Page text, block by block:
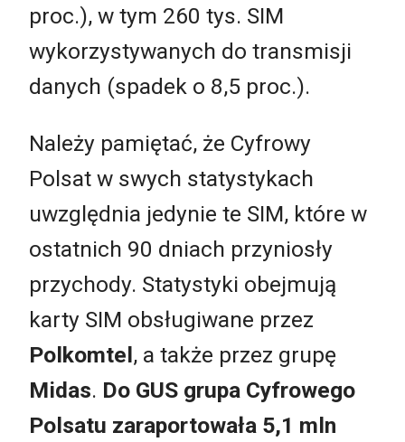
proc.), w tym 260 tys. SIM
wykorzystywanych do transmisji
danych (spadek o 8,5 proc.).
Należy pamiętać, że Cyfrowy
Polsat w swych statystykach
uwzględnia jedynie te SIM, które w
ostatnich 90 dniach przyniosły
przychody. Statystyki obejmują
karty SIM obsługiwane przez
Polkomtel, a także przez grupę
Midas. Do GUS grupa Cyfrowego
Polsatu zaraportowała 5,1 mln